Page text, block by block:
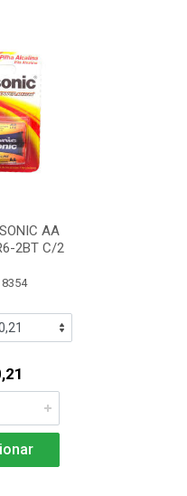
AA
2BT C/2